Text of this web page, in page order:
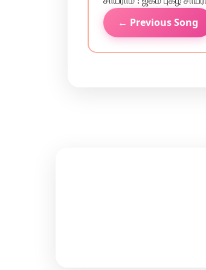
← Previous Song